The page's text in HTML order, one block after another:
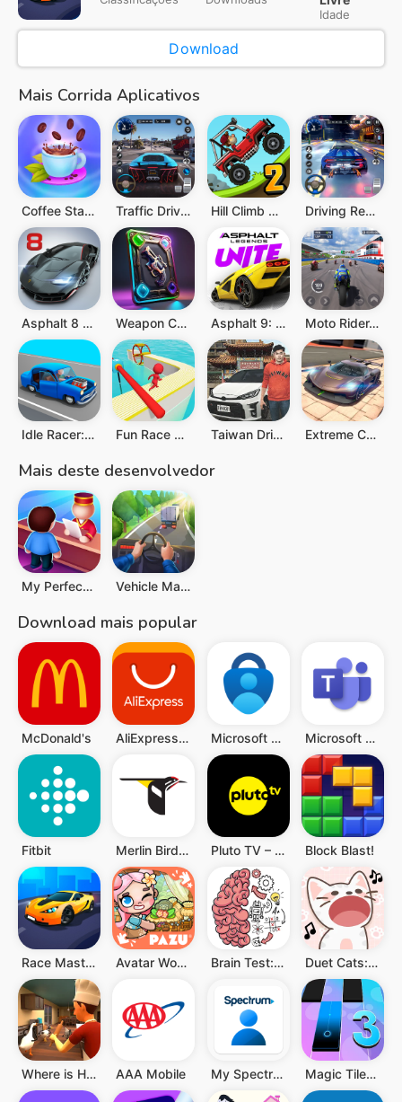
Idade
Download
Mais Corrida Aplicativos
Coffee Stack Traffic Driving Car Simulator Hill Climb Racing 2 Driving Real Race City 3D
Asphalt 8 - Jogo de Carros Weapon Craft Run Asphalt 9: Legends Moto Rider, Real Bike Racing
Idle Racer: Jogo de corrida Fun Race 3D Taiwan Driver Extreme Car Driving Simulator
Mais deste desenvolvedor
My Perfect Hotel Vehicle Masters
Download mais popular
McDonald's AliExpress: Compras online Microsoft Authenticator Microsoft Teams
Fitbit Merlin Bird ID por Cornell Lab Pluto TV – TV Ao vivo e Filmes Block Blast!
Race Master 3D Avatar World ® Brain Test: Jogos Mentais Duet Cats: música popcat fofa
Where is He: Hide and Seek AAA Mobile My Spectrum Magic Tiles 3: Jogo de Piano